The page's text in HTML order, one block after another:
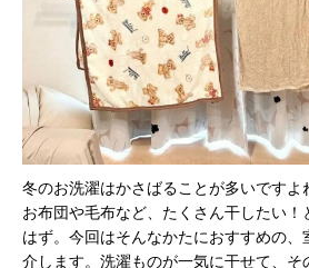
冬のお洗濯はかさばることが多いですよ
お布団や毛布など、たくさん干したい
はず。今回はそんなかたにおすすめの
介します。洗濯ものが一気に干せて、